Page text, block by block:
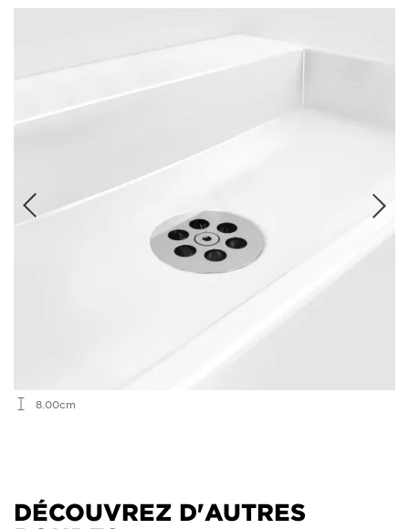
8.00cm
DÉCOUVREZ D'AUTRES